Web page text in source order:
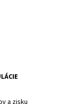
a zisku